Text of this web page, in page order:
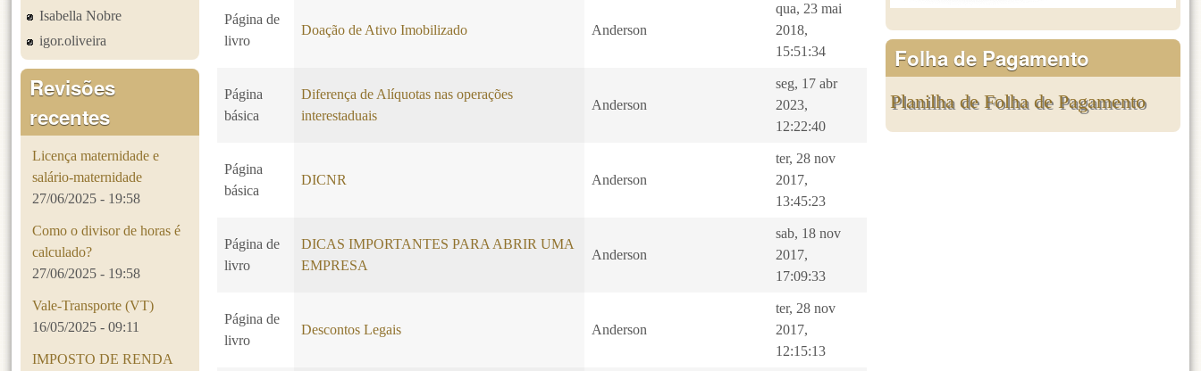
Página de
livro
Doação de Ativo Imobilizado Anderson
qua, 23 mai
2018,
15:51:34
Página
básica
Diferença de Alíquotas nas operações
interestaduais
Anderson
seg, 17 abr
2023,
12:22:40
Página
básica
DICNR Anderson
ter, 28 nov
2017,
13:45:23
Página de
livro
DICAS IMPORTANTES PARA ABRIR UMA
EMPRESA
Anderson
sab, 18 nov
2017,
17:09:33
Página de
livro
Descontos Legais Anderson
ter, 28 nov
2017,
12:15:13
Isabella Nobre
igor.oliveira
Revisões
recentes
Licença maternidade e
salário-maternidade
27/06/2025 - 19:58
Como o divisor de horas é
calculado?
27/06/2025 - 19:58
Vale-Transporte (VT)
16/05/2025 - 09:11
IMPOSTO DE RENDA
Folha de Pagamento
Planilha de Folha de Pagamento